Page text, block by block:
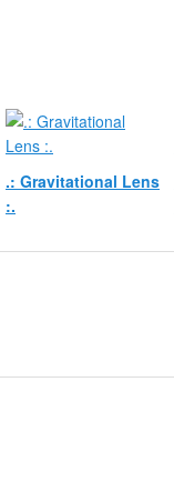
.: Gravitational Lens
:.